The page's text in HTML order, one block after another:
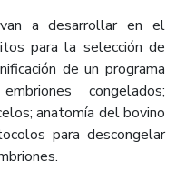
a desarrollar en el
para la selección de
de un programa
congelados;
anatomía del bovino
para descongelar